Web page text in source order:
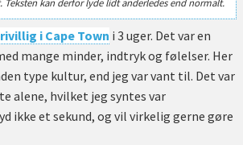
i Cape Town i 3 uger. Det var en
mange minder, indtryk og følelser. Her
type kultur, end jeg var vant til. Det var
alene, hvilket jeg syntes var
ikke et sekund, og vil virkelig gerne gøre